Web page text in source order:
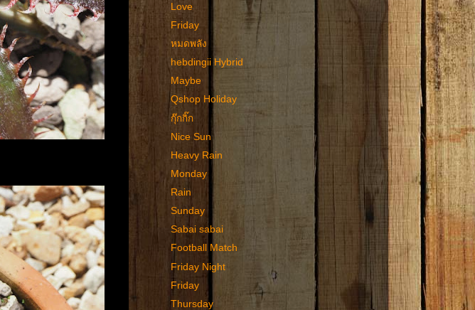
Love
Friday
หมดพลัง
hebdingii Hybrid
Maybe
Qshop Holiday
กุ๊กกิ๊ก
Nice Sun
Heavy Rain
Monday
Rain
Sunday
Sabai sabai
Football Match
Friday Night
Friday
Thursday